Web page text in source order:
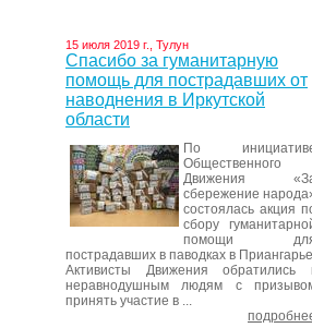
15 июля 2019 г., Тулун
Спасибо за гуманитарную
помощь для пострадавших от
наводнения в Иркутской
области
По
Общественного
Движения
сбережение
состоялась акция
сбору
помощи
пострадавших в паводках в
Активисты Движения обратились
неравнодушным людям с
принять участие в ...